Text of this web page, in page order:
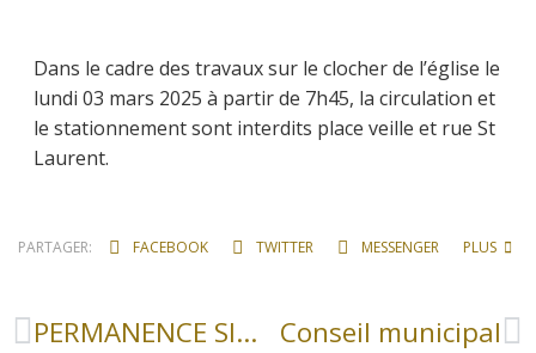
Dans le cadre des travaux sur le clocher de l’église le
lundi 03 mars 2025 à partir de 7h45, la circulation et
le stationnement sont interdits place veille et rue St
Laurent.
PARTAGER: FACEBOOK TWITTER MESSENGER PLUS
PERMANENCE SICTOM Conseil municipal